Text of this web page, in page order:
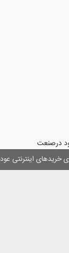
خریدهای اینترنتی
درصنعت
و ایجاد شغل برای حداقل
در صنعت